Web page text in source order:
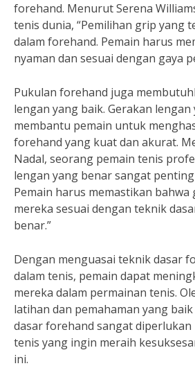
forehand. Menurut Serena
tenis dunia, “Pemilihan grip yang
dalam forehand. Pemain harus
nyaman dan sesuai dengan gaya
Pukulan forehand juga
lengan yang baik. Gerakan
membantu pemain untuk
forehand yang kuat dan akurat.
Nadal, seorang pemain tenis
lengan yang benar sangat
Pemain harus memastikan bahwa
mereka sesuai dengan teknik
benar.”
Dengan menguasai teknik dasar
dalam tenis, pemain dapat
mereka dalam permainan tenis.
latihan dan pemahaman yang
dasar forehand sangat diperlukan
tenis yang ingin meraih
ini.